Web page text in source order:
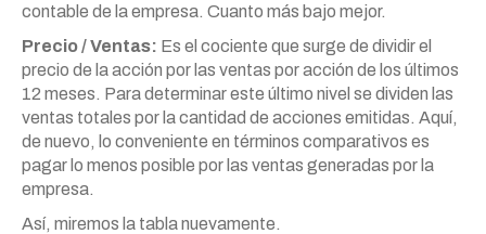
contable de la empresa. Cuanto más bajo mejor.
Precio / Ventas: Es el cociente que surge de dividir el
precio de la acción por las ventas por acción de los últimos
12 meses. Para determinar este último nivel se dividen las
ventas totales por la cantidad de acciones emitidas. Aquí,
de nuevo, lo conveniente en términos comparativos es
pagar lo menos posible por las ventas generadas por la
empresa.
Así, miremos la tabla nuevamente.